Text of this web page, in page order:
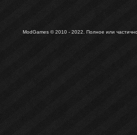
ModGames © 2010 - 2022. Полное или